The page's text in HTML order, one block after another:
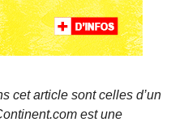
cet article sont celles d’un
est une